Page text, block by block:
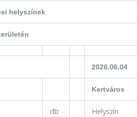
helyszínek
2026.06.04
Kertváros
db Helyszín